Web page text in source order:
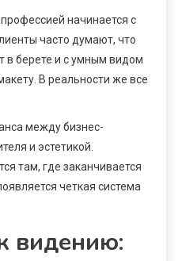
начинается с
часто думают, что
в берете и с умным видом
В реальности же все
между бизнес-
и эстетикой.
там, где заканчивается
четкая система
видению: